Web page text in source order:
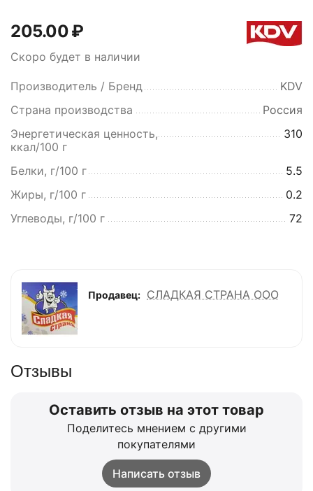
205.00₽
Скоро будет в наличии
Производитель / Бренд
KDV
Страна производства
Россия
Энергетическая ценность,
ккал/100 г
310
Белки, г/100 г
5.5
Жиры, г/100 г
0.2
Углеводы, г/100 г
72
Продавец: СЛАДКАЯ СТРАНА ООО
Отзывы
Оставить отзыв на этот товар
Поделитесь мнением с другими
покупателями
Написать отзыв